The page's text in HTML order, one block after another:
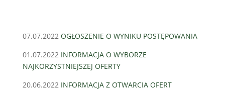
07.07.2022 OGŁOSZENIE O WYNIKU POSTĘPOWANIA
01.07.2022 INFORMACJA O WYBORZE
NAJKORZYSTNIEJSZEJ OFERTY
20.06.2022 INFORMACJA Z OTWARCIA OFERT